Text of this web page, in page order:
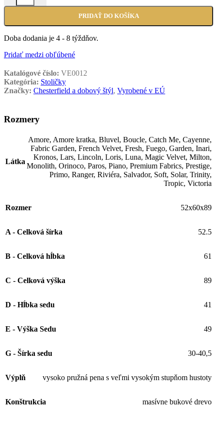
PRIDAŤ DO KOŠÍKA
Doba dodania je 4 - 8 týždňov.
Pridať medzi obľúbené
Katalógové číslo: VE0012
Kategória: Stoličky
Značky: Chesterfield a dobový štýl, Vyrobené v EÚ
Rozmery
Látka
Amore, Amore kratka, Bluvel, Boucle, Catch Me, Cayenne,
Fabric Garden, French Velvet, Fresh, Fuego, Garden, Inari,
Kronos, Lars, Lincoln, Loris, Luna, Magic Velvet, Milton,
Monolith, Orinoco, Paros, Piano, Premium Fabrics, Prestige,
Primo, Ranger, Riviéra, Salvador, Soft, Solar, Trinity,
Tropic, Victoria
Rozmer 52x60x89
A - Celková šírka 52.5
B - Celková hĺbka 61
C - Celková výška 89
D - Hĺbka sedu 41
E - Výška Sedu 49
G - Šírka sedu 30-40,5
Výplň vysoko pružná pena s veľmi vysokým stupňom hustoty
Konštrukcia masívne bukové drevo